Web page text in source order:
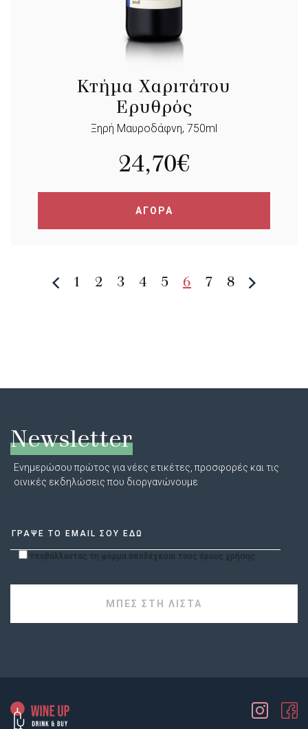
Κτήμα Χαριτάτου
Ερυθρός
Ξηρή Μαυροδάφνη, 750ml
24,70€
ΑΓΟΡΑ
1 2 3 4 5 6 7 8
Newsletter
Ενημερώσου πρώτος για νέες ετικέτες, προσφορές και τις
οινικές εκδηλώσεις που διοργανώνουμε
Υποβάλλοντας τη φόρμα αποδέχεσαι τους όρους χρήσης